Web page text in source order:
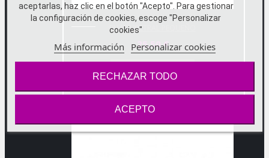
aceptarlas, haz clic en el botón "Acepto". Para gestionar
la configuración de cookies, escoge "Personalizar
cookies"
Más información Personalizar cookies
RECHAZAR TODO
ACEPTO
PLUG URETRAL PEQUEÑO
25,50 €
AÑADIR AL CARRITO